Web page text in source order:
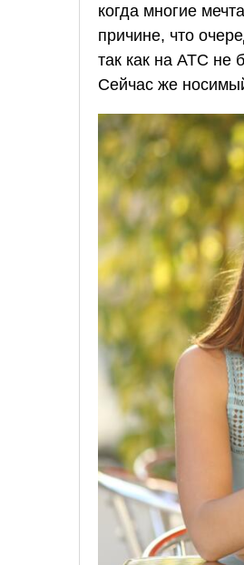
когда многие
причине, что
так как на АТС не
Сейчас же